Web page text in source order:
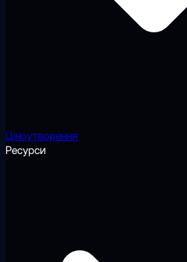
Ціноутворення
Ресурси